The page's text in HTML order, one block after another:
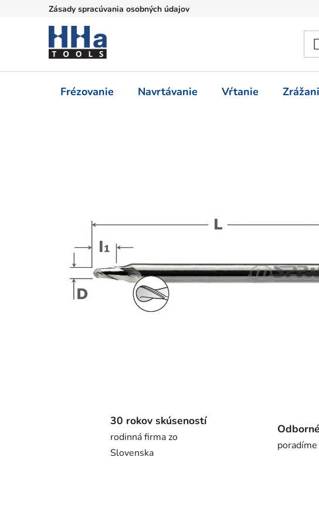
Zásady spracúvania osobných údajov
Frézovanie Navrtávanie Vŕtanie
30 rokov skúseností
rodinná firma zo
Slovenska